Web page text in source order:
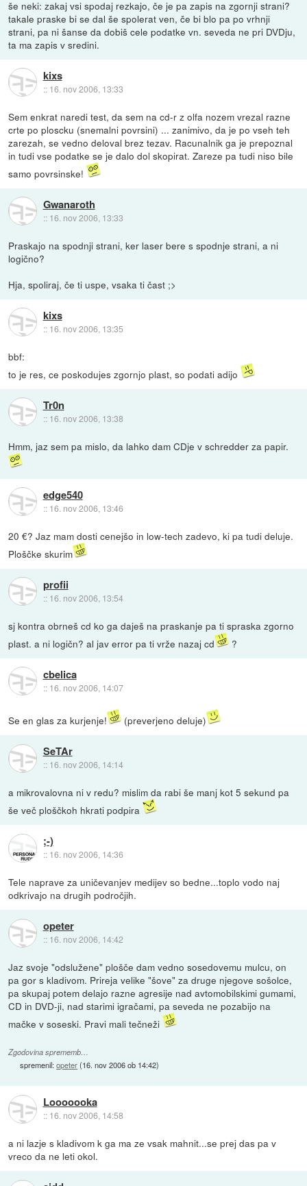
še neki: zakaj vsi spodaj rezkajo, če je pa zapis na zgornji strani?
takale praske bi se dal še spolerat ven, če bi blo pa po vrhnji
strani, pa ni šanse da dobiš cele podatke vn. seveda ne pri DVDju,
ta ma zapis v sredini.
kixs
:: 16. nov 2006, 13:33
Sem enkrat naredi test, da sem na cd-r z olfa nozem vrezal razne
crte po ploscku (snemalni povrsini) ... zanimivo, da je po vseh teh
zarezah, se vedno deloval brez tezav. Racunalnik ga je prepoznal
in tudi vse podatke se je dalo dol skopirat. Zareze pa tudi niso bile
samo povrsinske!
Gwanaroth
:: 16. nov 2006, 13:33
Praskajo na spodnji strani, ker laser bere s spodnje strani, a ni
logično?
Hja, spoliraj, če ti uspe, vsaka ti čast ;>
kixs
:: 16. nov 2006, 13:35
bbf:
to je res, ce poskodujes zgornjo plast, so podati adijo
Tr0n
:: 16. nov 2006, 13:38
Hmm, jaz sem pa mislo, da lahko dam CDje v schredder za papir.
edge540
:: 16. nov 2006, 13:46
20 €? Jaz mam dosti cenejšo in low-tech zadevo, ki pa tudi deluje.
Ploščke skurim
profii
:: 16. nov 2006, 13:54
sj kontra obrneš cd ko ga daješ na praskanje pa ti spraska zgorno
plast. a ni logičn? al jav error pa ti vrže nazaj cd
?
cbelica
:: 16. nov 2006, 14:07
Se en glas za kurjenje! (preverjeno deluje)
SeTAr
:: 16. nov 2006, 14:14
a mikrovalovna ni v redu? mislim da rabi še manj kot 5 sekund pa
še več ploščkoh hkrati podpira
;-)
:: 16. nov 2006, 14:36
Tele naprave za uničevanjev medijev so bedne...toplo vodo naj
odkrivajo na drugih področjih.
opeter
:: 16. nov 2006, 14:42
Jaz svoje "odslužene" plošče dam vedno sosedovemu mulcu, on
pa gor s kladivom. Prireja velike "šove" za druge njegove sošolce,
pa skupaj potem delajo razne agresije nad avtomobilskimi gumami,
CD in DVD-ji, nad starimi igračami, pa seveda ne pozabijo na
mačke v soseski. Pravi mali tečneži
Zgodovina sprememb…
spremenil:opeter(16. nov 2006 ob 14:42)
Looooooka
:: 16. nov 2006, 14:58
a ni lazje s kladivom k ga ma ze vsak mahnit...se prej das pa v
vreco da ne leti okol.